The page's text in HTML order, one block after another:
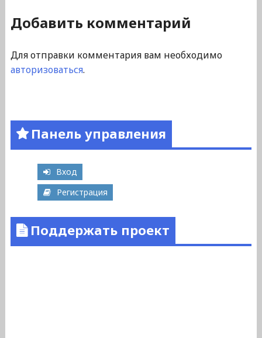
Добавить комментарий
Для отправки комментария вам необходимо
авторизоваться.
Панель управления
Вход
Регистрация
Поддержать проект